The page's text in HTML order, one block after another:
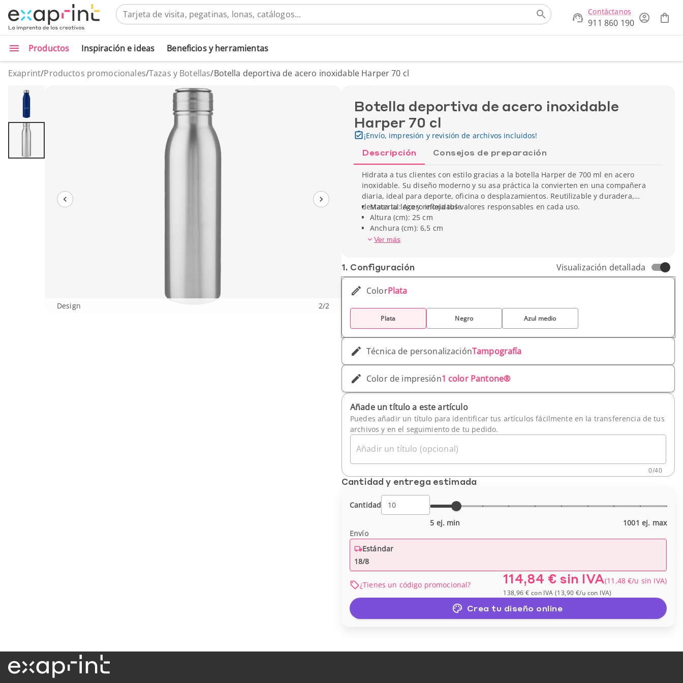
Contáctanos
911 860 190
Productos Inspiración e ideas Beneficios y herramientas
Exaprint/Productos promocionales/Tazas y Botellas/Botella deportiva de acero inoxidable Harper 70 cl
Design 2/2
Botella deportiva de acero inoxidable
Harper 70 cl
¡Envío, impresión y revisión de archivos incluidos!
Descripción Consejos de preparación
Hidrata a tus clientes con estilo gracias a la botella Harper de 700 ml en acero
inoxidable. Su diseño moderno y su asa práctica la convierten en una compañera
diaria, ideal para deporte, oficina o desplazamientos. Reutilizable y duradera,
destaca tu logo y refleja tus valores responsables en cada uso.
Material: Acero inoxidable
Altura (cm): 25 cm
Anchura (cm): 6,5 cm
Capacidad: 70 cl
Ver más
1. Conf­iguración Visualización detallada
ColorPlata
Plata Negro Azul medio
Técnica de personalizaciónTampografía
Color de impresión1 color Pantone®
Añade un título a este artículo
Puedes añadir un título para identificar tus artículos fácilmente en la transferencia de tus
archivos y en el seguimiento de tu pedido.
Añadir un título (opcional)
0/40
Cantidad y entrega estimada
Cantidad
5 ej. min
1001 ej. max
Envío
Estándar
18/8
¿Tienes un código promocional? 114,84 € sin IVA(11,48 €/u sin IVA)
138,96 € con IVA (13,90 €/u con IVA)
Crea tu diseño online